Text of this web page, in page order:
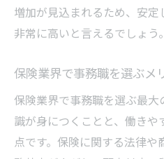
増加が見込まれるため、安
非常に高いと言えるでしょう。
保険業界で事務職を選ぶメ
保険業界で事務職を選ぶ最
識が身につくことと、働きや
点です。保険に関する法律や